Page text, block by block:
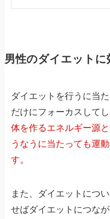
男性のダイエットに
ダイエットを行うに当
だけにフォーカスして
体を作るエネルギー源
うなうに当たっても運
す。
また、ダイエットにつ
せばダイエットにつな